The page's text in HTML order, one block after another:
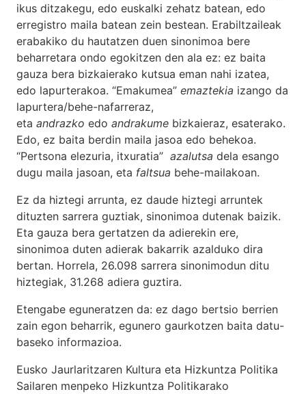
ikus ditzakegu, edo euskalki zehatz batean, edo
erregistro maila batean zein bestean. Erabiltzaileak
erabakiko du hautatzen duen sinonimoa bere
beharretara ondo egokitzen den ala ez: ez baita
gauza bera bizkaierako kutsua eman nahi izatea,
edo lapurterakoa. “Emakumea” emaztekia izango da
lapurtera/behe-nafarreraz,
eta andrazko edo andrakume bizkaieraz, esaterako.
Edo, ez baita berdin maila jasoa edo behekoa.
“Pertsona elezuria, itxuratia” azalutsa dela esango
dugu maila jasoan, eta faltsua behe-mailakoan.
Ez da hiztegi arrunta, ez daude hiztegi arruntek
dituzten sarrera guztiak, sinonimoa dutenak baizik.
Eta gauza bera gertatzen da adierekin ere,
sinonimoa duten adierak bakarrik azalduko dira
bertan. Horrela, 26.098 sarrera sinonimodun ditu
hiztegiak, 31.268 adiera guztira.
Etengabe eguneratzen da: ez dago bertsio berrien
zain egon beharrik, egunero gaurkotzen baita datu-
baseko informazioa.
Eusko Jaurlaritzaren Kultura eta Hizkuntza Politika
Sailaren menpeko Hizkuntza Politikarako